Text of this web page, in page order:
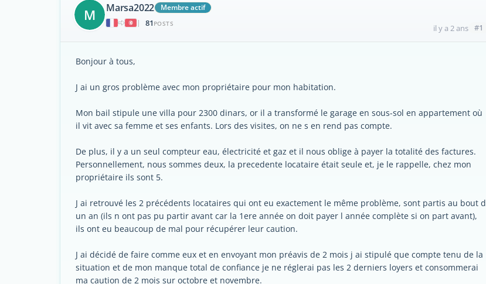
M Marsa2022
Membre actif
|
81 POSTS il y a 2 ans #1
Bonjour à tous,
J ai un gros problème avec mon propriétaire pour mon habitation.
Mon bail stipule une villa pour 2300 dinars, or il a transformé le garage en sous-sol en appartement où
il vit avec sa femme et ses enfants. Lors des visites, on ne s en rend pas compte.
De plus, il y a un seul compteur eau, électricité et gaz et il nous oblige à payer la totalité des factures.
Personnellement, nous sommes deux, la precedente locataire était seule et, je le rappelle, chez mon
propriétaire ils sont 5.
J ai retrouvé les 2 précédents locataires qui ont eu exactement le même problème, sont partis au bout d
un an (ils n ont pas pu partir avant car la 1ere année on doit payer l année complète si on part avant),
ils ont eu beaucoup de mal pour récupérer leur caution.
J ai décidé de faire comme eux et en envoyant mon préavis de 2 mois j ai stipulé que compte tenu de la
situation et de mon manque total de confiance je ne réglerai pas les 2 derniers loyers et consommerai
ma caution de 2 mois sur octobre et novembre.